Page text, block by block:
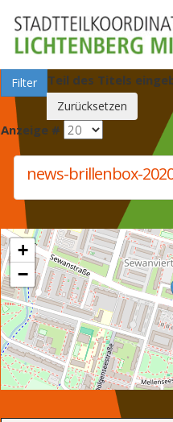
Teil des Titels
Filter
Zurücksetzen
Anzeige #
news-brillenbox-
+
−